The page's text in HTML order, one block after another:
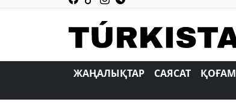
ЖАҢАЛЫҚТАР САЯСАТ ҚОҒАМ